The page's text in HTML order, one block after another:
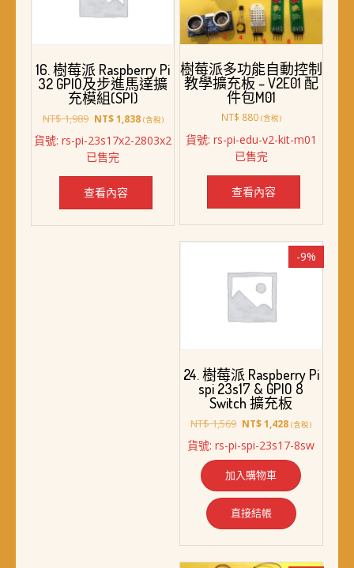
16. 樹莓派 Raspberry Pi
32 GPIO及步進馬達擴
充模組(SPI)
NT$1,989 原
價
格：
NT$ 1,989。
NT$1,838目
價
NT$ 1,838。
(含稅)
貨號: rs-pi-23s17x2-2803x2
已售完
查看內容
樹莓派多功能自動控制
教學擴充板 – V2E01 配
件包M01
NT$ 880 (含稅)
貨號: rs-pi-edu-v2-kit-m01
已售完
查看內容
-9%
24. 樹莓派 Raspberry Pi
spi 23s17 & GPIO 8
Switch 擴充板
NT$1,569 原
價
NT$ 1,569。
NT$1,428目
價
格：
NT$ 1,428。
(含稅)
貨號: rs-pi-spi-23s17-8sw
加入購物車
直接結帳